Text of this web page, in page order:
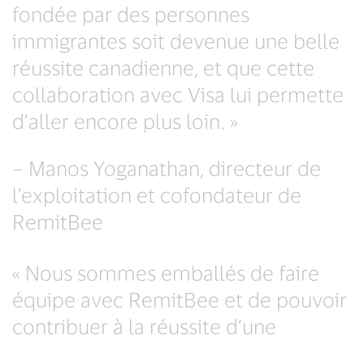
fondée par des personnes
immigrantes soit devenue une belle
réussite canadienne, et que cette
collaboration avec Visa lui permette
d’aller encore plus loin. »
– Manos Yoganathan, directeur de
l’exploitation et cofondateur de
RemitBee
« Nous sommes emballés de faire
équipe avec RemitBee et de pouvoir
contribuer à la réussite d’une